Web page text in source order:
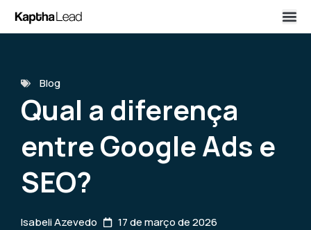
Blog
Qual a diferença
entre Google Ads e
SEO?
Isabeli Azevedo 17 de março de 2026